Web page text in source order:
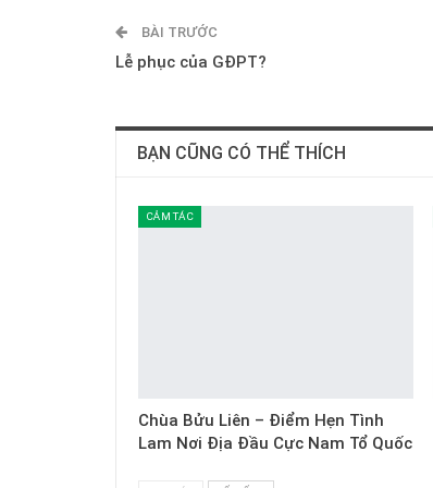
BÀI TRƯỚC
Lễ phục của GĐPT?
BẠN CŨNG CÓ THỂ THÍCH
CẢM TÁC
Chùa Bửu Liên – Điểm Hẹn Tình
Lam Nơi Địa Đầu Cực Nam Tổ Quốc